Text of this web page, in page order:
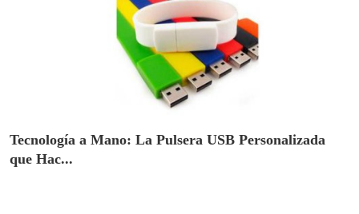
Tecnología a Mano: La Pulsera USB Personalizada
que Hac...